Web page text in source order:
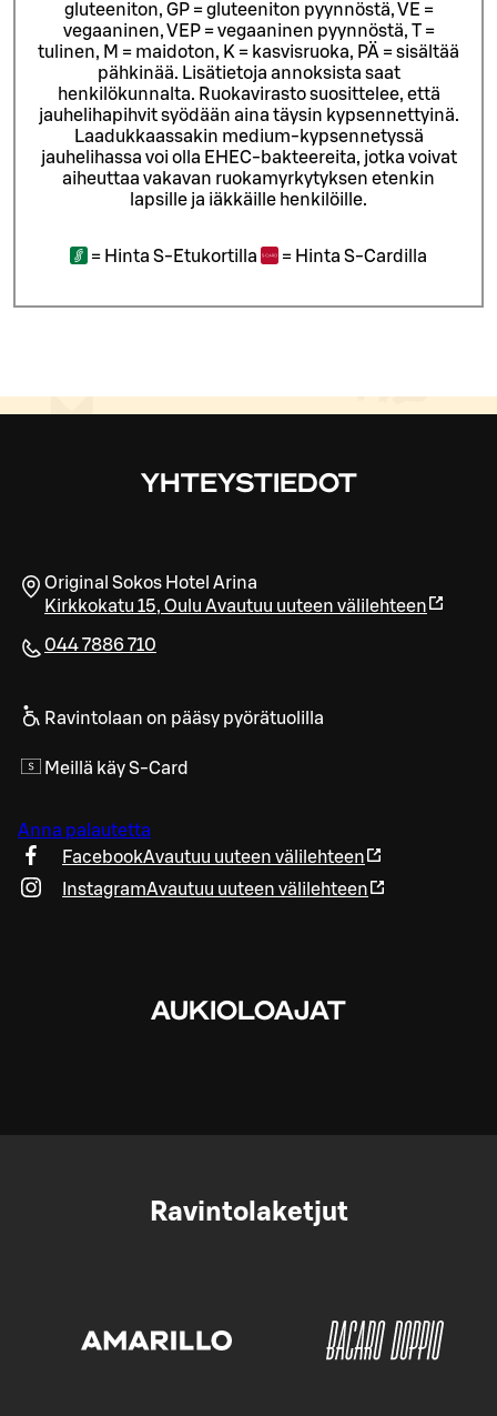
gluteeniton, GP = gluteeniton pyynnöstä, VE =
vegaaninen, VEP = vegaaninen pyynnöstä, T =
tulinen, M = maidoton, K = kasvisruoka, PÄ = sisältää
pähkinää. Lisätietoja annoksista saat
henkilökunnalta. Ruokavirasto suosittelee, että
jauhelihapihvit syödään aina täysin kypsennettyinä.
Laadukkaassakin medium-kypsennetyssä
jauhelihassa voi olla EHEC-bakteereita, jotka voivat
aiheuttaa vakavan ruokamyrkytyksen etenkin
lapsille ja iäkkäille henkilöille.
= Hinta S-Etukortilla = Hinta S-Cardilla
YHTEYSTIEDOT
Original Sokos Hotel Arina
Kirkkokatu 15, Oulu Avautuu uuteen välilehteen
044 7886 710
Ravintolaan on pääsy pyörätuolilla
Meillä käy S-Card
Anna palautetta
FacebookAvautuu uuteen välilehteen
InstagramAvautuu uuteen välilehteen
AUKIOLOAJAT
Ravintolaketjut